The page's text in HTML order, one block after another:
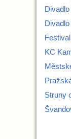
KC
Struny